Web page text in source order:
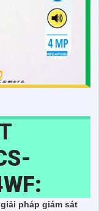
giải pháp giám sát